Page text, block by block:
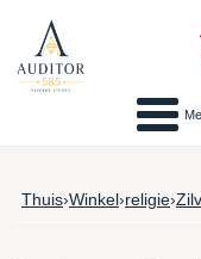
Thuis›Winkel›religie›